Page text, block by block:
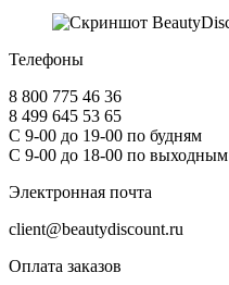
Телефоны
8 800 775 46 36
8 499 645 53 65
С 9-00 до 19-00 по будням
С 9-00 до 18-00 по выходным
Электронная почта
client@beautydiscount.ru
Оплата заказов